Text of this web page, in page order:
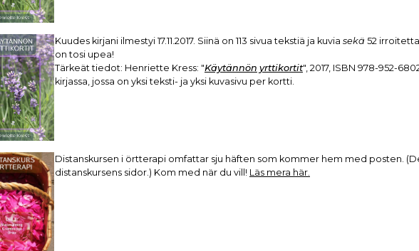
Kuudes kirjani ilmestyi 17.11.2017. Siinä on 113 sivua tekstiä ja kuvia sekä 52
on tosi upea!
Tärkeät tiedot: Henriette Kress: "Käytännön yrttikortit", 2017, ISBN 978-952-
kirjassa, jossa on yksi teksti- ja yksi kuvasivu per kortti.
Distanskursen i örtterapi omfattar sju häften som kommer hem med posten.
distanskursens sidor.) Kom med när du vill! Läs mera här.